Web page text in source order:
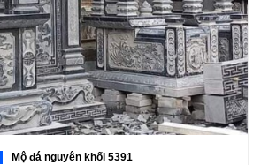
Mộ đá nguyên khối 5391